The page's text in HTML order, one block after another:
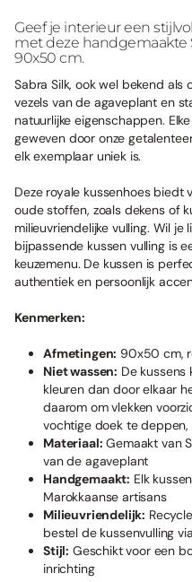
Geef je interieur een
met deze handgemaakte
90x50 cm.
Sabra Silk, ook wel bekend
vezels van de agaveplant en
natuurlijke eigenschappen.
geweven door onze
elk exemplaar uniek is.
Deze royale kussenhoes biedt
oude stoffen, zoals dekens of
milieuvriendelijke vulling. Wil
bijpassende kussen vulling is
keuzemenu. De kussen is
authentiek en persoonlijk
Kenmerken:
Afmetingen: 90x50 cm,
Niet wassen: De kussens
kleuren dan door elkaar
daarom om vlekken
vochtige doek te
Materiaal: Gemaakt van
van de agaveplant
Handgemaakt: Elk
Marokkaanse artisans
Milieuvriendelijk:
bestel de kussenvulling
Stijl: Geschikt voor een
inrichting